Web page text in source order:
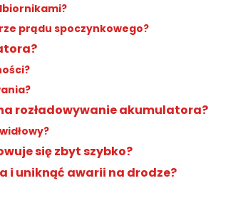
prądu spoczynkowego?
rozładowywanie akumulatora?
się zbyt szybko?
i uniknąć awarii na drodze?